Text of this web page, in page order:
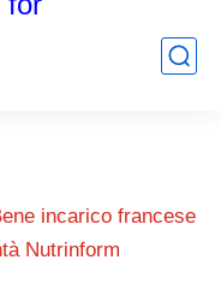
incarico francese
Nutrinform